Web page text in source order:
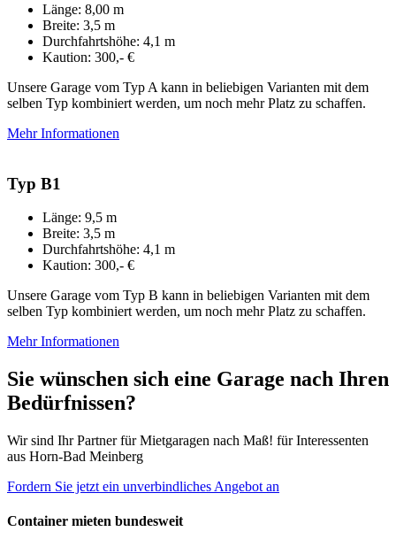
Länge: 8,00 m
Breite: 3,5 m
Durchfahrtshöhe: 4,1 m
Kaution: 300,- €
Unsere Garage vom Typ A kann in beliebigen Varianten mit dem
selben Typ kombiniert werden, um noch mehr Platz zu schaffen.
Mehr Informationen
Typ B1
Länge: 9,5 m
Breite: 3,5 m
Durchfahrtshöhe: 4,1 m
Kaution: 300,- €
Unsere Garage vom Typ B kann in beliebigen Varianten mit dem
selben Typ kombiniert werden, um noch mehr Platz zu schaffen.
Mehr Informationen
Sie wünschen sich eine Garage nach Ihren
Bedürfnissen?
Wir sind Ihr Partner für Mietgaragen nach Maß! für Interessenten
aus Horn-Bad Meinberg
Fordern Sie jetzt ein unverbindliches Angebot an
Container mieten bundesweit